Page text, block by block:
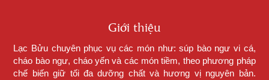
Giới thiệu
Lạc Bửu chuyên phục vụ các món như: súp bào ngư vi cá,
cháo bào ngư, cháo yến và các món tiềm, theo phương pháp
chế biến giữ tối đa dưỡng chất và hương vị nguyên bản.